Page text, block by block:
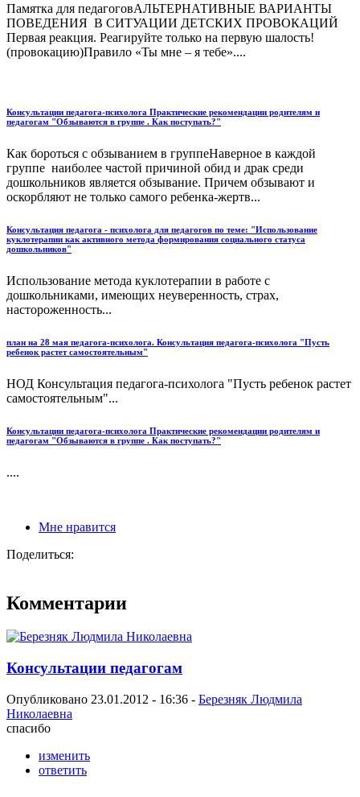
Памятка для педагоговАЛЬТЕРНАТИВНЫЕ ВАРИАНТЫ
ПОВЕДЕНИЯ В СИТУАЦИИ ДЕТСКИХ ПРОВОКАЦИЙ
Первая реакция. Реагируйте только на первую шалость!
(провокацию)Правило «Ты мне – я тебе»....
Консультации педагога-психолога Практические рекомендации родителям и
педагогам "Обзываются в группе . Как поступать?"
Как бороться с обзыванием в группеНаверное в каждой
группе наиболее частой причиной обид и драк среди
дошкольников является обзывание. Причем обзывают и
оскорбляют не только самого ребенка-жертв...
Консультация педагога - психолога для педагогов по теме: "Использование
куклотерапии как активного метода формирования социального статуса
дошкольников"
Использование метода куклотерапии в работе с
дошкольниками, имеющих неуверенность, страх,
настороженность...
план на 28 мая педагога-психолога. Консультация педагога-психолога "Пусть
ребенок растет самостоятельным"
НОД Консультация педагога-психолога "Пусть ребенок растет
самостоятельным"...
Консультации педагога-психолога Практические рекомендации родителям и
педагогам "Обзываются в группе . Как поступать?"
....
Мне нравится
Поделиться:
Комментарии
Консультации педагогам
Опубликовано 23.01.2012 - 16:36 - Березняк Людмила
Николаевна
спасибо
изменить
ответить